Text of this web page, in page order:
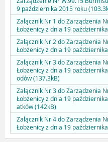
9 października 2015 roku
Załącznik Nr 1 do Zarządzenia
Łobżenicy z dnia 19
Załącznik Nr 2 do Zarządzenia
Łobżenicy z dnia 19
Załącznik Nr 3 do Zarządzenia
Łobżenicy z dnia 19
odów (137.3kB)
Załącznik Nr 3 do Zarządzenia
Łobżenicy z dnia 19
atków (142kB)
Załącznik Nr 4 do Zarządzenia
Łobżenicy z dnia 19